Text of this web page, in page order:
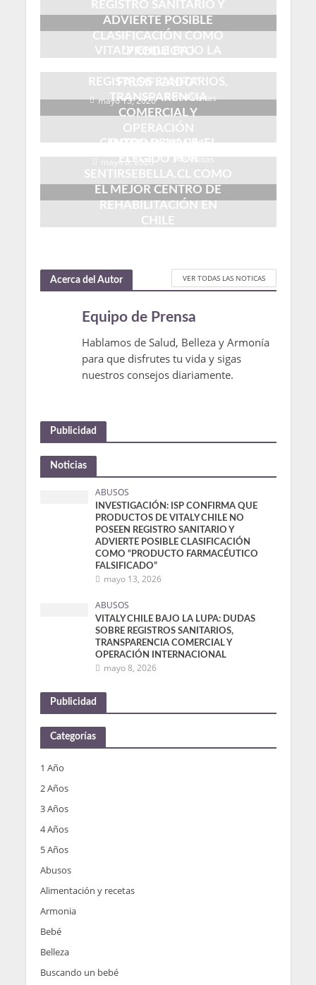
REGISTRO SANITARIO Y
ADVIERTE POSIBLE
CLASIFICACIÓN COMO
“PRODUCTO
FALSIFICADO”
mayo 13, 2026 109 Visitas
VITALY CHILE BAJO LA
REGISTROS SANITARIOS,
TRANSPARENCIA
COMERCIAL Y
OPERACIÓN
INTERNACIONAL
mayo 8, 2026 348 Visitas
CENTRO RENACE: EL
ELEGIDO POR
SENTIRSEBELLA.CL COMO
EL MEJOR CENTRO DE
REHABILITACIÓN EN
CHILE
Acerca del Autor VER TODAS LAS NOTICAS
Equipo de Prensa
Hablamos de Salud, Belleza y Armonía
para que disfrutes tu vida y sigas
nuestros consejos diariamente.
Publicidad
Noticias
ABUSOS
INVESTIGACIÓN: ISP CONFIRMA QUE
PRODUCTOS DE VITALY CHILE NO
POSEEN REGISTRO SANITARIO Y
ADVIERTE POSIBLE CLASIFICACIÓN
COMO “PRODUCTO FARMACÉUTICO
FALSIFICADO”
mayo 13, 2026
ABUSOS
VITALY CHILE BAJO LA LUPA: DUDAS
SOBRE REGISTROS SANITARIOS,
TRANSPARENCIA COMERCIAL Y
OPERACIÓN INTERNACIONAL
mayo 8, 2026
Publicidad
Categorías
1 Año
2 Años
3 Años
4 Años
5 Años
Abusos
Alimentación y recetas
Armonia
Bebé
Belleza
Buscando un bebé